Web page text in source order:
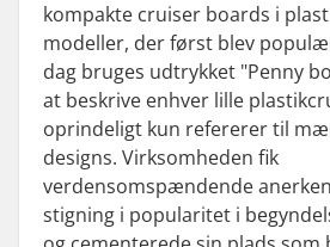
kompakte cruiser boards i
modeller, der først blev
dag bruges udtrykket "Penny
at beskrive enhver lille
oprindeligt kun refererer til
designs. Virksomheden fik
verdensomspændende
stigning i popularitet i